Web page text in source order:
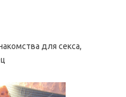
для секса,